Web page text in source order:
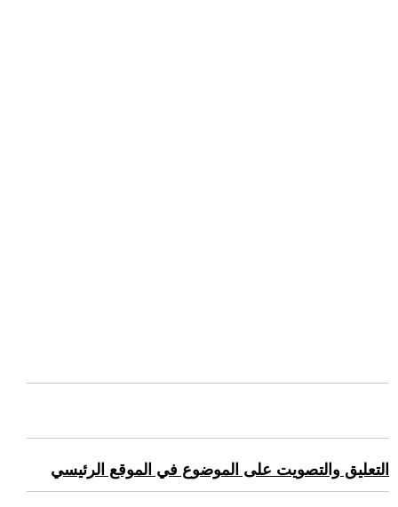
التعليق والتصويت على الموضوع في الموقع الرئيسي